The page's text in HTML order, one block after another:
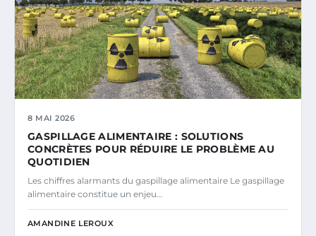
8 MAI 2026
GASPILLAGE ALIMENTAIRE : SOLUTIONS
CONCRÈTES POUR RÉDUIRE LE PROBLÈME AU
QUOTIDIEN
Les chiffres alarmants du gaspillage alimentaire Le gaspillage
alimentaire constitue un enjeu…
AMANDINE LEROUX